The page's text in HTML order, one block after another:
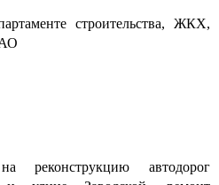
строительства, ЖКХ,
реконструкцию автодорог